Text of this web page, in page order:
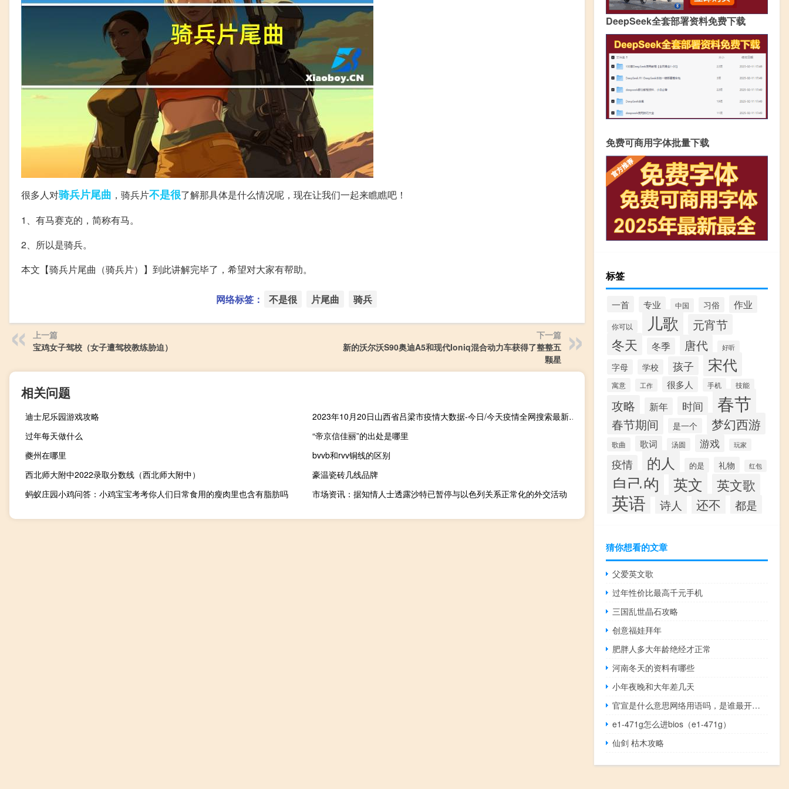
很多人对骑兵片尾曲 ，骑兵片不是很了解那具体是什么情况呢，现在让我们一起来瞧瞧吧！
1、有马赛克的，简称有马。
2、所以是骑兵。
本文【骑兵片尾曲（骑兵片）】到此讲解完毕了，希望对大家有帮助。
网络标签： 不是很 片尾曲 骑兵
上一篇
宝鸡女子驾校（女子遭驾校教练胁迫）
下一篇
新的沃尔沃S90奥迪A5和现代Ioniq混合动力车获得了整整五
颗星
相关问题
迪士尼乐园游戏攻略
2023年10月20日山西省吕梁市疫情大数据-今日/今天疫情全网搜索最新实时消息动态情况通知播报
过年每天做什么
“帝京信佳丽”的出处是哪里
夔州在哪里
bvvb和rvv铜线的区别
西北师大附中2022录取分数线（西北师大附中）
豪温瓷砖几线品牌
蚂蚁庄园小鸡问答：小鸡宝宝考考你人们日常食用的瘦肉里也含有脂肪吗
市场资讯：据知情人士透露沙特已暂停与以色列关系正常化的外交活动
DeepSeek全套部署资料免费下载
免费可商用字体批量下载
标签
一首 专业 中国 习俗 作业
你可以 儿歌 元宵节
冬天 冬季 唐代 好听
字母 学校 孩子 宋代
寓意 工作 很多人 手机 技能
攻略 新年 时间 春节
春节期间 是一个 梦幻西游
歌曲 歌词 汤圆 游戏 玩家
疫情 的人 的是 礼物 红包
自己的 英文 英文歌
英语 诗人 还不 都是
猜你想看的文章
父爱英文歌
过年性价比最高千元手机
三国乱世晶石攻略
创意福娃拜年
肥胖人多大年龄绝经才正常
河南冬天的资料有哪些
小年夜晚和大年差几天
官宣是什么意思网络用语吗，是谁最开始说起什么梗
e1-471g怎么进bios（e1-471g）
仙剑 枯木攻略